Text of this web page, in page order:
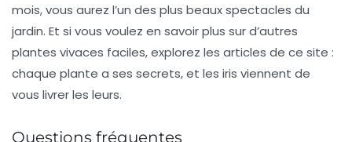
mois, vous aurez l’un des plus beaux spectacles du
jardin. Et si vous voulez en savoir plus sur d’autres
plantes vivaces faciles, explorez les articles de ce site :
chaque plante a ses secrets, et les iris viennent de
vous livrer les leurs.
Questions fréquentes